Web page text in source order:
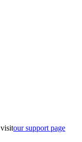
our support page